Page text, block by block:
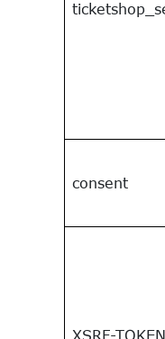
consent
XSRF-TOKEN